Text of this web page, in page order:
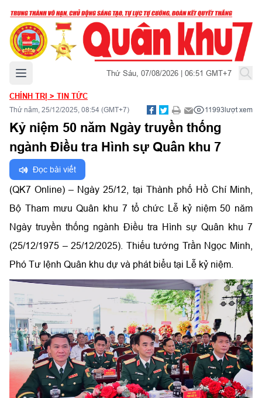
Mở menu chính Thứ Sáu, 07/08/2026 | 06:51 GMT+7
CHÍNH TRỊ > TIN TỨC
Thứ năm, 25/12/2025, 08:54 (GMT+7) 11993lượt xem
Kỷ niệm 50 năm Ngày truyền thống
ngành Điều tra Hình sự Quân khu 7
Đọc bài viết
(QK7 Online) – Ngày 25/12, tại Thành phố Hồ Chí Minh,
Bộ Tham mưu Quân khu 7 tổ chức Lễ kỷ niệm 50 năm
Ngày truyền thống ngành Điều tra Hình sự Quân khu 7
(25/12/1975 – 25/12/2025). Thiếu tướng Trần Ngọc Minh,
Phó Tư lệnh Quân khu dự và phát biểu tại Lễ kỷ niệm.